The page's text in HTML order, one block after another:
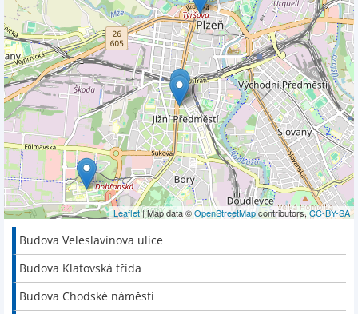
Leaflet| Map data ©OpenStreetMapcontributors,CC-BY-SA
Budova Veleslavínova ulice
Budova Klatovská třída
Budova Chodské náměstí